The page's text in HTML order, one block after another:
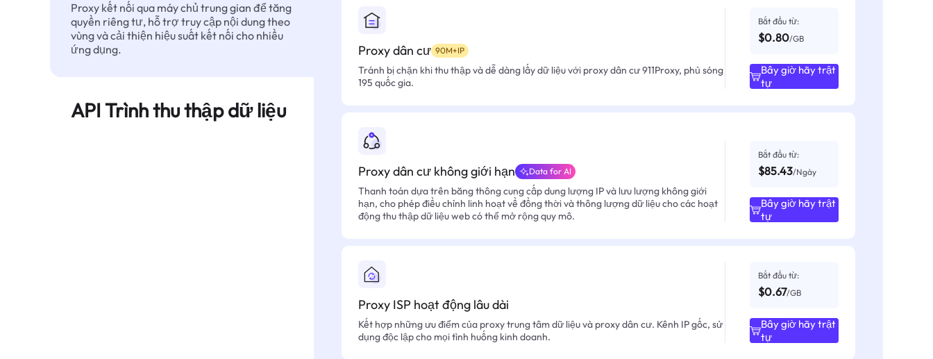
Proxy kết nối qua máy chủ trung gian để tăng
quyền riêng tư, hỗ trợ truy cập nội dung theo
vùng và cải thiện hiệu suất kết nối cho nhiều
ứng dụng.
API Trình thu thập dữ liệu
Proxy dân cư 90M+IP
Tránh bị chặn khi thu thập và dễ dàng lấy dữ liệu với proxy dân cư 911Proxy, phủ sóng
195 quốc gia.
Bắt đầu từ:
$0.80/GB
Bây giờ hãy trật
tự
Proxy dân cư không giới hạn Data for AI
Thanh toán dựa trên băng thông cung cấp dung lượng IP và lưu lượng không giới
hạn, cho phép điều chỉnh linh hoạt về đồng thời và thông lượng dữ liệu cho các hoạt
động thu thập dữ liệu web có thể mở rộng quy mô.
Bắt đầu từ:
$85.43/Ngày
Bây giờ hãy trật
tự
Proxy ISP hoạt động lâu dài
Kết hợp những ưu điểm của proxy trung tâm dữ liệu và proxy dân cư. Kênh IP gốc, sử
dụng độc lập cho mọi tình huống kinh doanh.
Bắt đầu từ:
$0.67/GB
Bây giờ hãy trật
tự